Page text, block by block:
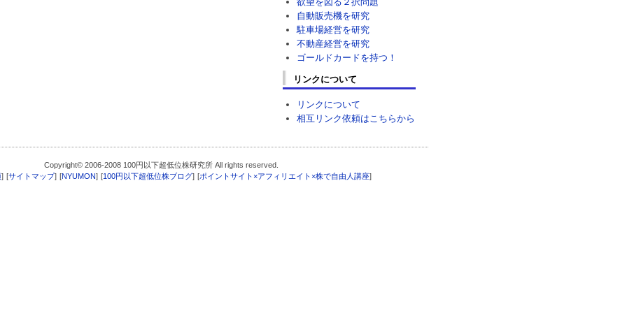
自動販売機を研究
駐車場経営を研究
不動産経営を研究
ゴールドカードを持つ！
リンクについて
リンクについて
相互リンク依頼はこちらから
Copyright© 2006-2008 100円以下超低位株研究所 All rights reserved.
] [サイトマップ] [NYUMON] [100円以下超低位株ブログ] [ポイントサイト×アフィリエイト×株で自由人講座]